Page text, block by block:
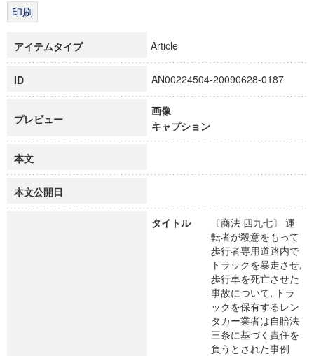
博士課程教育リーディングプログラム「超成熟社会発展のサ
アイテムタイプ Article
ID AN00224504-20090628-0187
プレビュー
画像
キャプション
本文
本文公開日
タイトル
〔商法 四九七〕 運
転者が殺意をもって
歩行者専用道路内で
トラックを暴走させ,
歩行車を死亡させた
事故について, トラ
ックを保有するレン
タカー業者は自賠法
三条に基づく責任を
負うとされた事例